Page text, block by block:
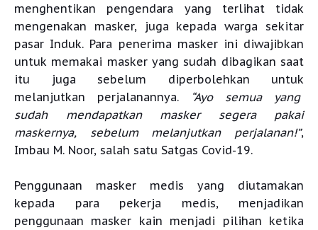
menghentikan pengendara yang terlihat tidak
mengenakan masker, juga kepada warga sekitar
pasar Induk. Para penerima masker ini diwajibkan
untuk memakai masker yang sudah dibagikan saat
itu juga sebelum diperbolehkan untuk
melanjutkan perjalanannya.
“Ayo semua yang
sudah mendapatkan masker segera pakai
maskernya, sebelum melanjutkan perjalanan!”,
Imbau M. Noor, salah satu Satgas Covid-19.
Penggunaan masker medis yang diutamakan
kepada para pekerja medis, menjadikan
penggunaan masker kain menjadi pilihan ketika